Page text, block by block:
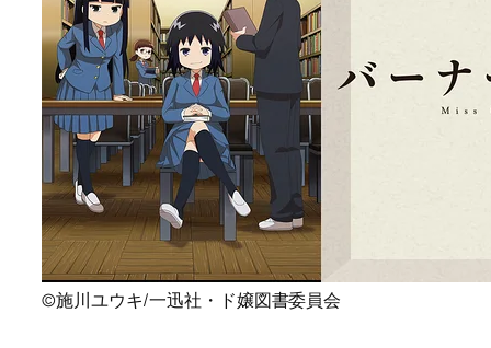
©施川ユウキ/一迅社・ド嬢図書委員会